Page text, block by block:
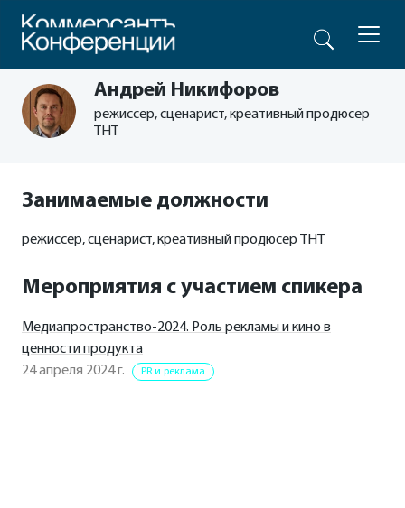
Андрей Никифоров
режиссер, сценарист, креативный продюсер
ТНТ
Занимаемые должности
режиссер, сценарист, креативный продюсер ТНТ
Мероприятия с участием спикера
Медиапространство-2024. Роль рекламы и кино в
ценности продукта
24 апреля 2024 г.
PR и реклама